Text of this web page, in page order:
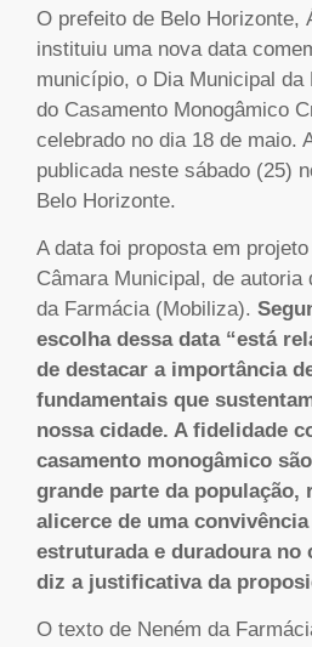
O prefeito de Belo Horizonte,
instituiu uma nova data
município, o Dia Municipal da
do Casamento Monogâmico
celebrado no dia 18 de maio.
publicada neste sábado (25)
Belo Horizonte.
A data foi proposta em
Câmara Municipal, de autoria
da Farmácia (Mobiliza).
escolha dessa data “está
de destacar a importância
fundamentais que
nossa cidade. A fidelidade
casamento monogâmico
grande parte da população,
alicerce de uma
estruturada e duradoura no
diz a justificativa da
O texto de Neném da